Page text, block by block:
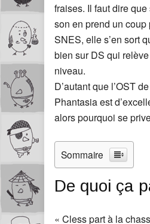
fraises. Il faut dire
son en prend un coup
SNES, elle s’en sort
bien sur DS qui
niveau.
D’autant que l’OST
Phantasia est
alors pourquoi se
Sommaire
De quoi ça
« Cless part à la